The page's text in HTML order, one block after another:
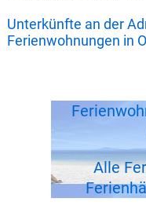
Unterkünfte an der
Ferienwohnungen in
Alle